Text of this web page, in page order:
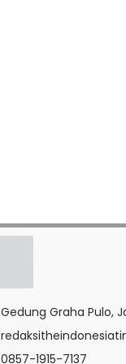
Gedung Graha Pulo,
0857-1915-7137